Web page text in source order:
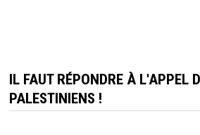
IL FAUT RÉPONDRE À L'APPEL
PALESTINIENS !